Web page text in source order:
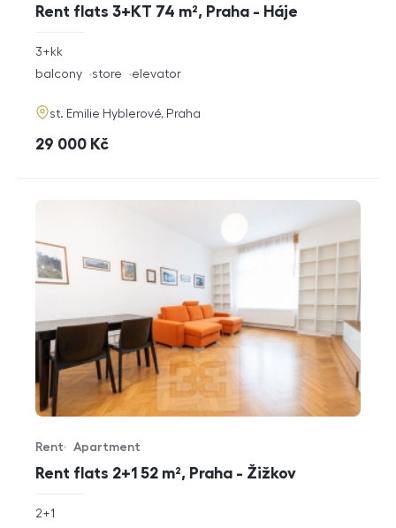
Rent flats 3+KT 74 m², Praha - Háje
rozměry
3+kk
funkce
balcony store elevator
adresa
st. Emilie Hyblerové, Praha
cena
29 000 Kč
Rent flats 2+1 52 m², Praha - Žižkov
Offer type
Rent
Property type
Apartment
rozměry
2+1